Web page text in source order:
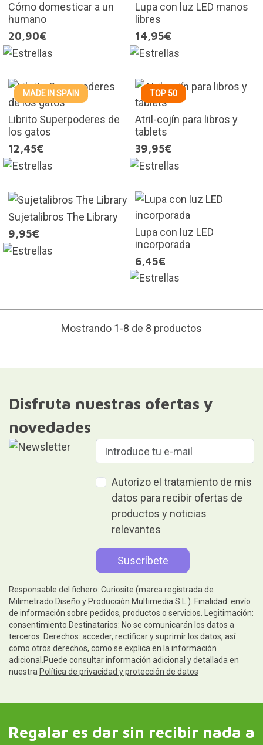
Cómo domesticar a un
humano
20,90€
Lupa con luz LED manos
libres
14,95€
MADE IN SPAIN
Librito Superpoderes de
los gatos
12,45€
TOP 50
Atril-cojín para libros y
tablets
39,95€
Sujetalibros The Library
9,95€
Lupa con luz LED
incorporada
6,45€
Mostrando 1-8 de 8 productos
Disfruta nuestras ofertas y
novedades
Autorizo el tratamiento de mis
datos para recibir ofertas de
productos y noticias
relevantes
Responsable del fichero: Curiosite (marca registrada de
Milimetrado Diseño y Producción Multimedia S.L.). Finalidad: envío
de información sobre pedidos, productos o servicios. Legitimación:
consentimiento.Destinatarios: No se comunicarán los datos a
terceros. Derechos: acceder, rectificar y suprimir los datos, así
como otros derechos, como se explica en la información
adicional.Puede consultar información adicional y detallada en
nuestra Política de privacidad y protección de datos
Regalar es dar sin recibir nada a